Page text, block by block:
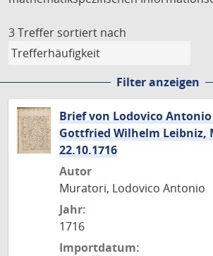
3 Treffer sortiert nach
Filter anzeigen
Brief von Lodovico
Gottfried Wilhelm Leibniz,
22.10.1716
Autor
Muratori, Lodovico Antonio
Jahr:
1716
Importdatum: